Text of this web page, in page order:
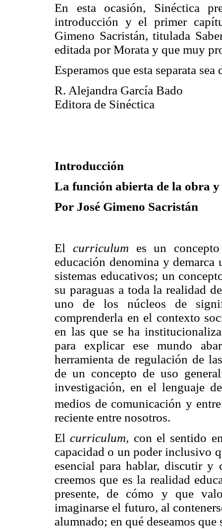
En esta ocasión, Sinéctica
introducción y el primer
Gimeno Sacristán, titulada
editada por Morata y que muy
Esperamos que esta separata sea
R. Alejandra García Bado
Editora de Sinéctica
Introducción
La función abierta de la obra y
Por José Gimeno Sacristán
El curriculum es un
educación denomina y
sistemas educativos; un
su paraguas a toda la realidad
uno de los núcleos de
comprenderla en el contexto
en las que se ha
para explicar ese mundo
herramienta de regulación de
de un concepto de uso
investigación, en el lenguaje
medios de comunicación y
reciente entre nosotros.
Elcurriculum, con el sentido
capacidad o un poder inclusivo
esencial para hablar, discutir y
creemos que es la realidad
presente, de cómo y que
imaginarse el futuro, al
alumnado; en qué deseamos